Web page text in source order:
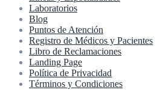
Laboratorios
Blog
Puntos de Atención
Registro de Médicos y Pacientes
Libro de Reclamaciones
Landing Page
Política de Privacidad
Términos y Condiciones